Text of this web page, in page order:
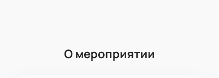
О мероприятии